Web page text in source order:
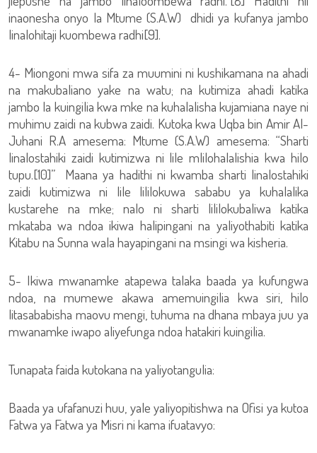
inaonesha onyo la Mtume (S.A.W) dhidi ya kufanya jambo
linalohitaji kuombewa radhi[9].
4- Miongoni mwa sifa za muumini ni kushikamana na ahadi
na makubaliano yake na watu; na kutimiza ahadi katika
jambo la kuingilia kwa mke na kuhalalisha kujamiana naye ni
muhimu zaidi na kubwa zaidi. Kutoka kwa Uqba bin Amir Al-
Juhani R.A amesema: Mtume (S.A.W) amesema: “Sharti
linalostahiki zaidi kutimizwa ni lile mlilohalalishia kwa hilo
tupu.[10]” Maana ya hadithi ni kwamba sharti linalostahiki
zaidi kutimizwa ni lile lililokuwa sababu ya kuhalalika
kustarehe na mke; nalo ni sharti lililokubaliwa katika
mkataba wa ndoa ikiwa halipingani na yaliyothabiti katika
Kitabu na Sunna wala hayapingani na msingi wa kisheria.
5- Ikiwa mwanamke atapewa talaka baada ya kufungwa
ndoa, na mumewe akawa amemuingilia kwa siri, hilo
litasababisha maovu mengi, tuhuma na dhana mbaya juu ya
mwanamke iwapo aliyefunga ndoa hatakiri kuingilia.
Tunapata faida kutokana na yaliyotangulia:
Baada ya ufafanuzi huu, yale yaliyopitishwa na Ofisi ya kutoa
Fatwa ya Fatwa ya Misri ni kama ifuatavyo: